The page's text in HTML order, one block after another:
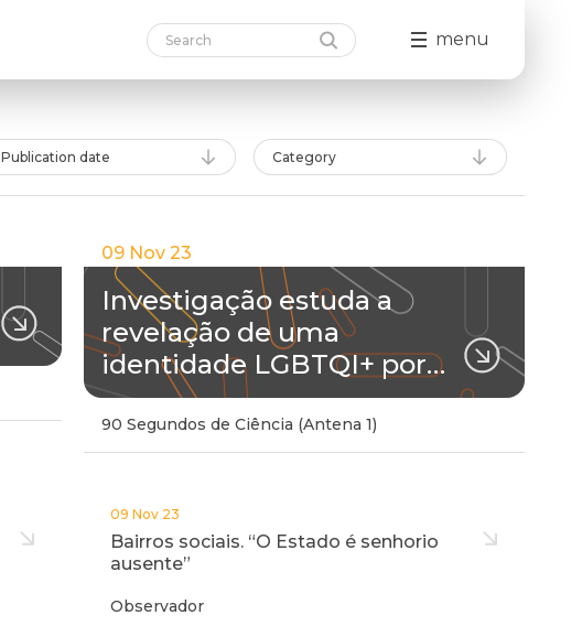
menu
Publication date Category
09 Nov 23
Investigação estuda a
revelação de uma
identidade LGBTQI+ por…
90 Segundos de Ciência (Antena 1)
09 Nov 23
Bairros sociais. “O Estado é senhorio
ausente”
Observador